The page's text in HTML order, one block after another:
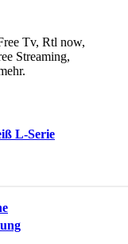
Tv, Rtl now,
Streaming,
L-Serie